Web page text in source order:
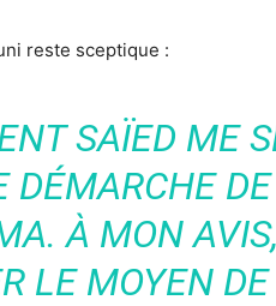
reste sceptique :
SAÏED ME
DÉMARCHE
À MON
LE MOYEN